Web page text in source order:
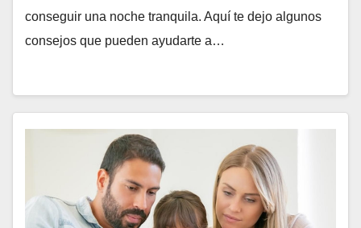
conseguir una noche tranquila. Aquí te dejo algunos
consejos que pueden ayudarte a…